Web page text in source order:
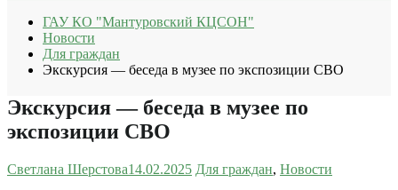
ГАУ КО "Мантуровский КЦСОН"
Новости
Для граждан
Экскурсия — беседа в музее по экспозиции СВО
Экскурсия — беседа в музее по
экспозиции СВО
Светлана Шерстова14.02.2025 Для граждан, Новости